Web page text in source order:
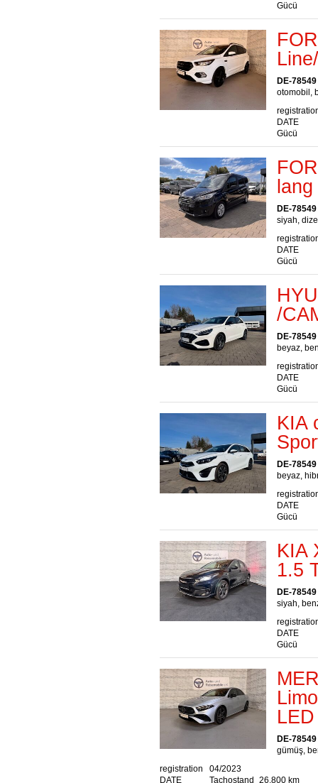
Gücü
DE-
otomobil,
DATE
Gücü
DE-
siyah,
DATE
Gücü
/
DE-
beyaz,
DATE
Gücü
KIA
DE-
beyaz,
DATE
Gücü
KIA
1.5
DE-
siyah,
DATE
Gücü
LED
DE-
gümüş,
registration
DATE
04/2023
Tachostand
26.800 km